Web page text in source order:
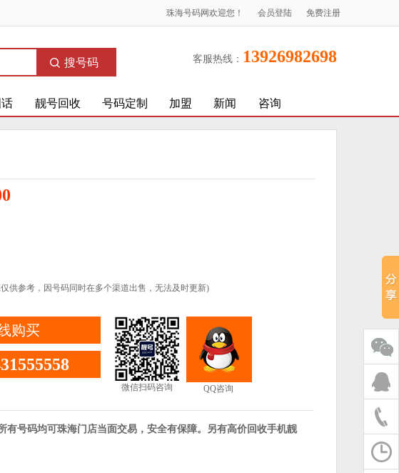
珠海号码网欢迎您！ 会员登陆 免费注册
搜号码 客服热线： 13926982698
话 靓号回收 号码定制 加盟 新闻 咨询
供参考，因号码同时在多个渠道出售，无法及时更新)
购买
微信扫码咨询 QQ咨询
号码均可珠海门店当面交易，安全有保障。另有高价回收手机靓